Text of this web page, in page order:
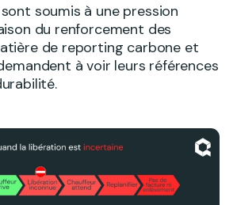
soumis à une pression
du renforcement des
de reporting carbone et
à voir leurs références